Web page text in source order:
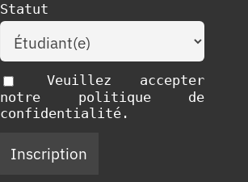
Statut
Veuillez accepter
notre politique de
confidentialité.